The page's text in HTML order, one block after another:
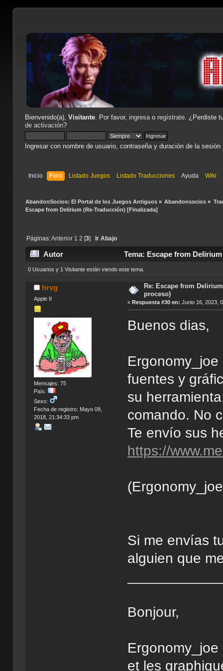
Bienvenido(a), Visitante. Por favor, ingresao regístrate. ¿Perdiste
de activación?
Ingresar con nombre de usuario, contraseña y duración de la sesión
Inicio Foro Listado Juegos Listado Traducciones Ayuda Wiki
AbandonSocios: El Portal de los Juegos Antiguos» Abandonsocios »
Escape from Delirium (Re-Traducción) [Finalizada]
Páginas:Anterior 1 2 [3] Ir Abajo
Autor Tema: Escape from
0 Usuarios y 1 Visitante están viendo este tema.
hrvg
Apple II
Mensajes: 75
País:
Sexo:
Fecha de registro: Mayo 09,
2018, 21:34:33 pm
Re: Escape from
proceso)
«Respuesta #30 en: Junio 16, 2023,
Buenos dias,
fuentes y
su
comando. No
Te envío sus
https://
Si me envías
alguien que
Bonjour,
et les